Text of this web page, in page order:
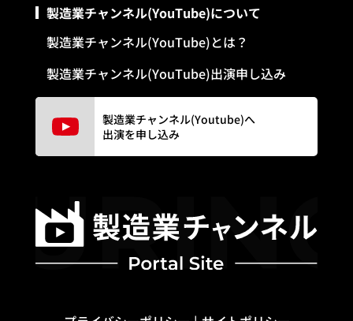
製造業チャンネル(YouTube)について
製造業チャンネル(YouTube)とは？
製造業チャンネル(YouTube)出演申し込み
製造業チャンネル(Youtube)へ
出演を申し込み